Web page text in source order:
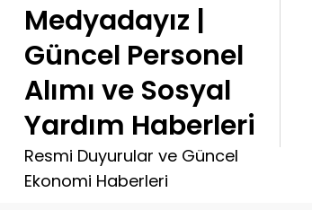
Medyadayız |
Güncel Personel
Alımı ve Sosyal
Yardım Haberleri
Resmi Duyurular ve Güncel
Ekonomi Haberleri